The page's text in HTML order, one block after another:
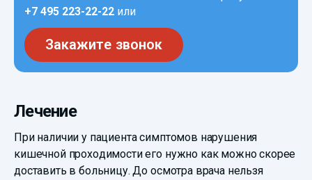
+7 495 223-22-22 или
Закажите звонок
Лечение
При наличии у пациента симптомов нарушения
кишечной проходимости его нужно как можно скорее
доставить в больницу. До осмотра врача нельзя